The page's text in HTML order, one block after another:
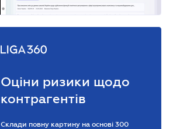
Оціни ризики щодо
контрагентів
Склади повну картину на основі 300